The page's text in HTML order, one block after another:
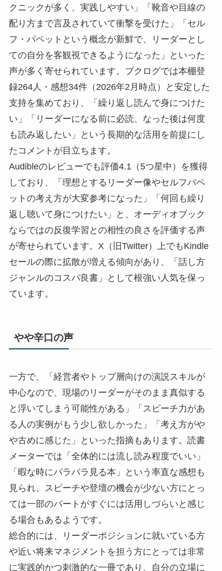
クニックが多く、実践しやすい」「靴音や目線の
配り方まで言及されていて衝撃を受けた」「セル
フ・パペットという概念が新鮮で、リーダーとし
ての自分を客観視できるようになった」といった
声が多く寄せられています。ブクログでは本棚登
録264人・感想34件（2026年2月時点）と安定した
支持を集めており、「繰り返し読んで身につけた
い」「リーダーになる前に必読、なった後は何度
も読み返したい」という長期的な活用を前提にし
たコメントが目立ちます。
Audibleのレビューでも評価4.1（5つ星中）を獲得
しており、「理想とするリーダー像やセルフパペ
ットの考え方が大変参考になった」「何回も繰り
返し聴いて身につけたい」と、オーディオブック
ならではの反復学習との相性の良さを評価する声
が寄せられています。X（旧Twitter）上でもKindle
セールの際に拡散が増える傾向があり、「話し方
ジャンルのコスパ良書」として根強い人気を保っ
ています。
やや辛口の声
一方で、「経営者やトップ層向けの演説スキルが
中心なので、現場のリーダーがそのまま真似する
と浮いてしまう可能性がある」「スピーチ力があ
る人の実例がもう少し欲しかった」「考え方がや
や古めに感じた」といった指摘もあります。読書
メーターでは「全体的には流し読み程度でいい」
「暇な時にパラパラ見る本」という率直な感想も
見られ、スピーチや登壇の機会が少ない方にとっ
ては一部のパートがすぐには活用しづらいと感じ
る場合もあるようです。
総合的には、リーダーポジションに就いている方
や近い将来マネジメントを担う方にとっては非常
に実践的かつ刺激的な一冊であり、自分の立場に